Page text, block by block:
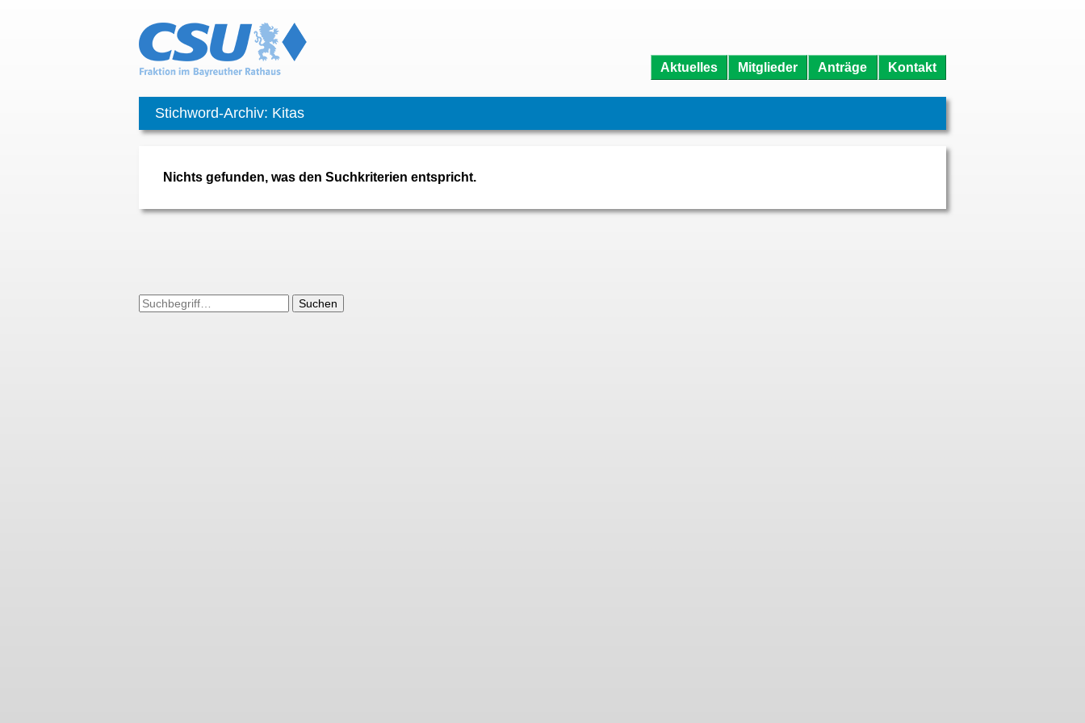
Aktuelles Mitglieder Anträge Kontakt
Stichword-Archiv: Kitas
Nichts gefunden, was den Suchkriterien entspricht.
Suchen